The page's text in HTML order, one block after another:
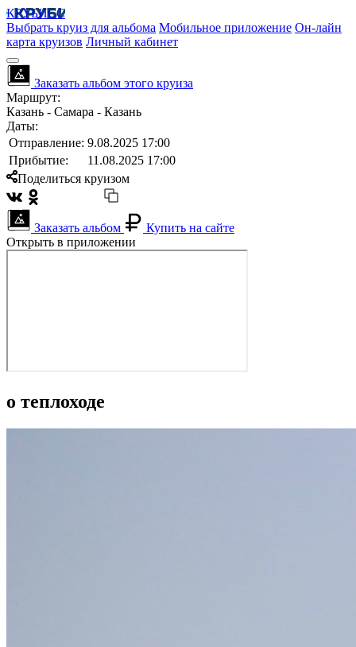
КРУБИСС
Выбрать круиз для альбома Мобильное приложение Он-лайн
карта круизов Личный кабинет
Заказать альбом этого круиза
Маршрут:
Казань - Самара - Казань
Даты:
Отправление: 9.08.2025 17:00
Прибытие:
11.08.2025 17:00
Поделиться круизом
Заказать альбом
Купить на сайте
Открыть в приложении
о теплоходе